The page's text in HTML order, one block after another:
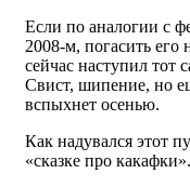
Если по аналогии с
2008-м, погасить его
сейчас наступил тот
Свист, шипение, но
вспыхнет осенью.
Как надувался этот
«сказке про